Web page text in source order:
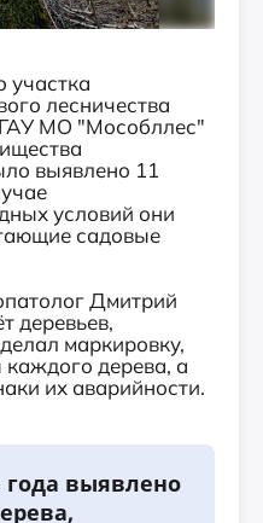
участка
лесничества
МО "Мособллес"
выявлено 11
условий они
садовые
Дмитрий
деревьев,
маркировку,
дерева, а
их аварийности.
года выявлено